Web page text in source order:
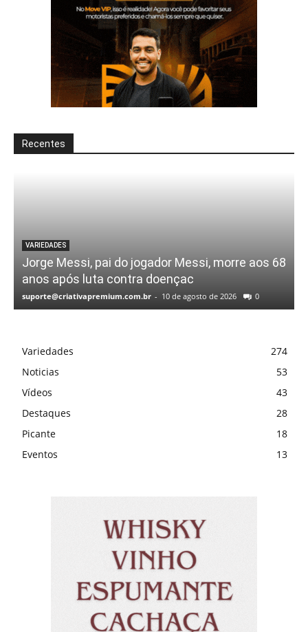
Recentes
VARIEDADES
Jorge Messi, pai do jogador Messi, morre aos 68
anos após luta contra doençac
suporte@criativapremium.com.br - 10 de agosto de 2026 0
Variedades
274
Noticias
53
Vídeos
43
Destaques
28
Picante
18
Eventos
13